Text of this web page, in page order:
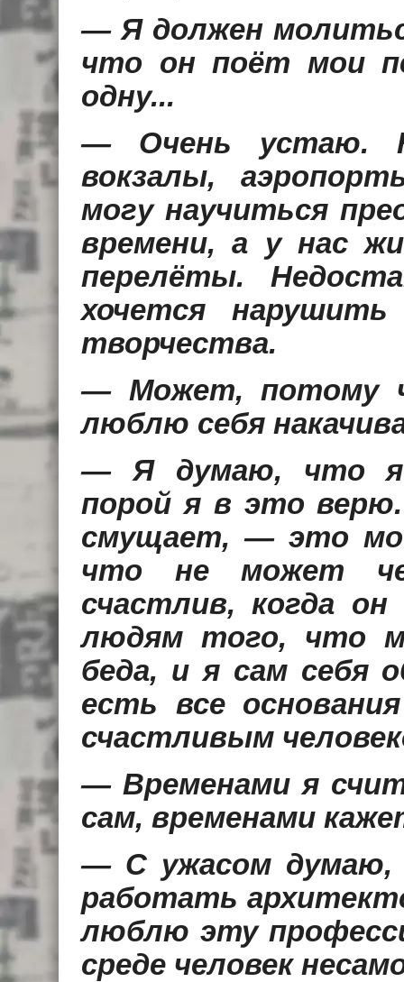
— Я должен
что он поёт мои
одну...
— Очень устаю.
вокзалы,
могу научиться
времени, а у нас
перелёты.
хочется
творчества.
— Может, потому
люблю себя
— Я думаю, что я
порой я в это
смущает, — это
что не может
счастлив, когда
людям того, что
беда, и я сам себя
есть все
счастливым
— Временами я
сам, временами
— С ужасом думаю,
работать
люблю эту
среде человек